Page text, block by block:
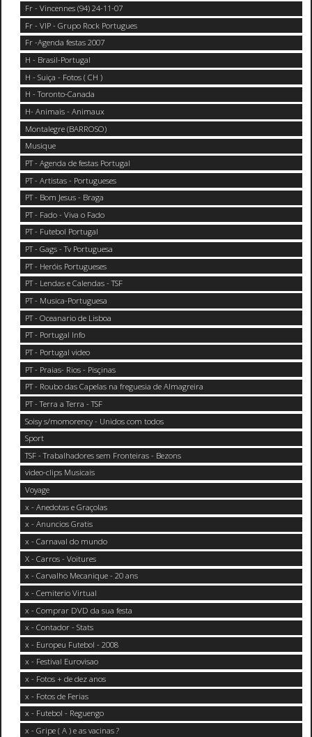
Fr - Vincennes (94) 24-11-07
Fr - VIP - Grupo Rock Portugues
Fr -Agenda festas 2007
H - Brasil-Portugal
H - Suiça - Fotos ( CH )
H - Toronto-Canada
H- Animais - Animaux
Montalegre (BARROSO)
Musique
PT - Agenda de festas Portugal
PT - Artistas - Portugueses
PT - Bom Jesus - Braga
PT - Fado - Viva o Fado
PT - Futebol Portugal
PT - Gags - Tv Portuguesa
PT - Heróis Portugueses
PT - Lendas e Calendas - TSF
PT - Musica-Portuguesa
PT - Oceanario de Lisboa
PT - Portugal Info
PT - Portugal video
PT - Praias- Rios - Pisçinas
PT - Roubo das Capelas na freguesia de Almagreira
PT - Terra a Terra - TSF
Soisy s/momorency - Unidos com todos
Sport
TSF - Trabalhadores sem Fronteiras - Bezons
video-clips Musicais
Voyage
x - Anedotas e Graçolas
x - Anuncios Gratis
x - Carnaval do mundo
X - Carros - Voitures
x - Carvalho Mecanique - 20 ans
x - Cemiterio Virtual
x - Comprar DVD da sua festa
x - Contador - Stats
x - Europeu Futebol - 2008
x - Festival Eurovisao
x - Fotos + de dez anos
x - Fotos de Ferias
x - Futebol - Reguengo
x - Gripe ( A ) e as vacinas ?